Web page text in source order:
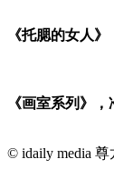
《托腮的女人
《画室系列》
© idaily media